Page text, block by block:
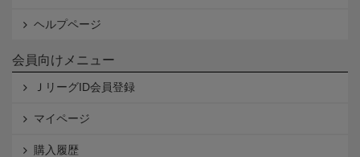
ヘルプページ
会員向けメニュー
ＪリーグID会員登録
マイページ
購入履歴